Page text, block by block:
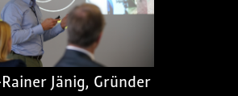
Jänig, Gründer